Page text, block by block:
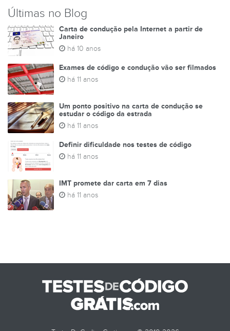
Últimas no Blog
Carta de condução pela Internet a partir de
Janeiro
há 10 anos
Exames de código e condução vão ser filmados
há 11 anos
Um ponto positivo na carta de condução se
estudar o código da estrada
há 11 anos
Definir dificuldade nos testes de código
há 11 anos
IMT promete dar carta em 7 dias
há 11 anos